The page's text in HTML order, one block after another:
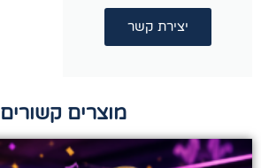
יצירת קשר
מוצרים קשורים